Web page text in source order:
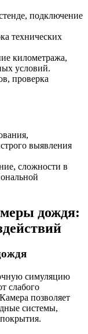
подключение
технических
километража,
условий.
проверка
выявления
сложности в
дождя:
симуляцию
слабого
позволяет
системы,